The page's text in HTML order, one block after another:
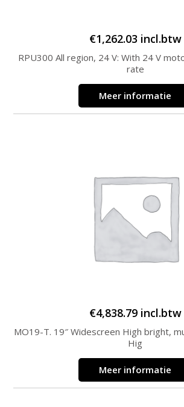
€1,262.03 incl.btw
RPU300 All region, 24 V: With 24 V
rate
Meer informatie
€4,838.79 incl.btw
MO19-T. 19″ Widescreen High bright,
Hig
Meer informatie